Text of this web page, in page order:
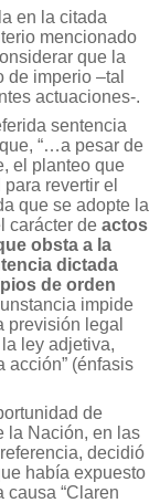
en la citada
mencionado
que la
de imperio –tal
actuaciones-.
sentencia
“…a pesar de
el planteo que
revertir el
que se adopte la
carácter de actos
obsta a la
dictada
de orden
impide
previsión legal
ley adjetiva,
acción” (énfasis
de
la Nación, en las
decidió
había expuesto
causa “Claren